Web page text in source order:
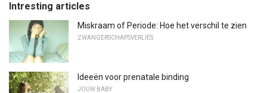
Intresting articles
Miskraam of Periode: Hoe het verschil te zien
ZWANGERSCHAPSVERLIES
Ideeën voor prenatale binding
JOUW BABY